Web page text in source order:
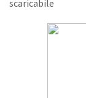
scaricabile